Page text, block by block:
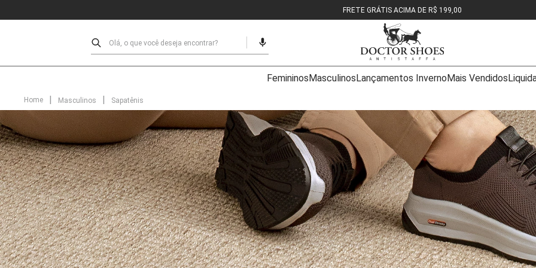
FRETE GRÁTIS ACIMA DE R$ 199,00
Olá, o que você deseja encontrar?
FemininosMasculinosLançamentos InvernoMais Vendidos
Masculinos Sapatênis